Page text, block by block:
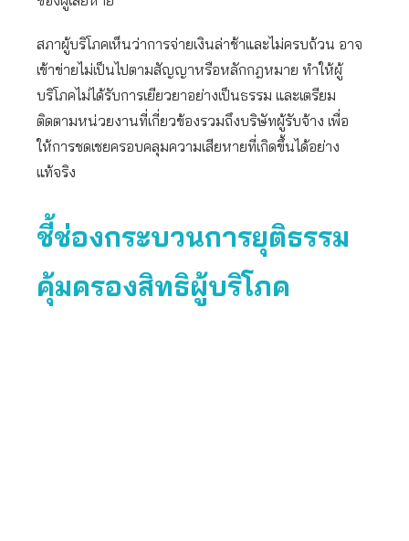
สภาผู้บริโภคเห็นว่าการจ่ายเงินล่าช้าและไม่ครบถ้วน อาจ
เข้าข่ายไม่เป็นไปตามสัญญาหรือหลักกฎหมาย ทำให้ผู้
บริโภคไม่ได้รับการเยียวยาอย่างเป็นธรรม และเตรียม
ติดตามหน่วยงานที่เกี่ยวข้องรวมถึงบริษัทผู้รับจ้าง เพื่อ
ให้การชดเชยครอบคลุมความเสียหายที่เกิดขึ้นได้อย่าง
แท้จริง
ชี้ช่องกระบวนการยุติธรรม
คุ้มครองสิทธิผู้บริโภค